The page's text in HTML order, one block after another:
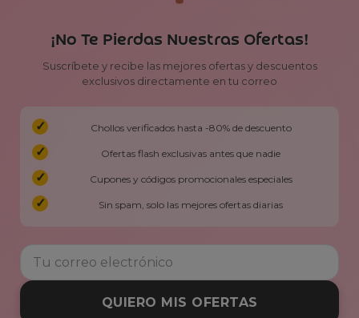
¡No Te Pierdas Nuestras Ofertas!
Suscríbete y recibe las mejores ofertas y descuentos
exclusivos directamente en tu correo
Chollos verificados hasta -80% de descuento
Ofertas flash exclusivas antes que nadie
Cupones y códigos promocionales especiales
Sin spam, solo las mejores ofertas diarias
QUIERO MIS OFERTAS